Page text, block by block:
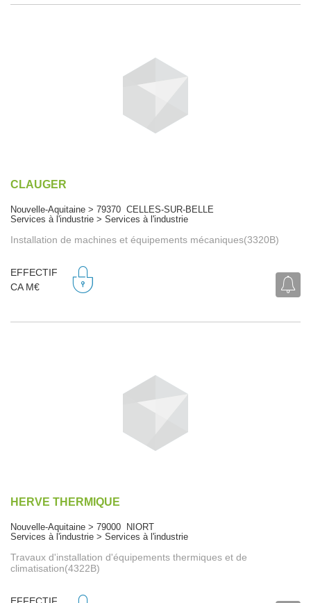
CLAUGER
Nouvelle-Aquitaine > 79370 CELLES-SUR-BELLE
Services à l'industrie > Services à l'industrie
Installation de machines et équipements mécaniques(3320B)
EFFECTIF
CA M€
HERVE THERMIQUE
Nouvelle-Aquitaine > 79000 NIORT
Services à l'industrie > Services à l'industrie
Travaux d'installation d'équipements thermiques et de
climatisation(4322B)